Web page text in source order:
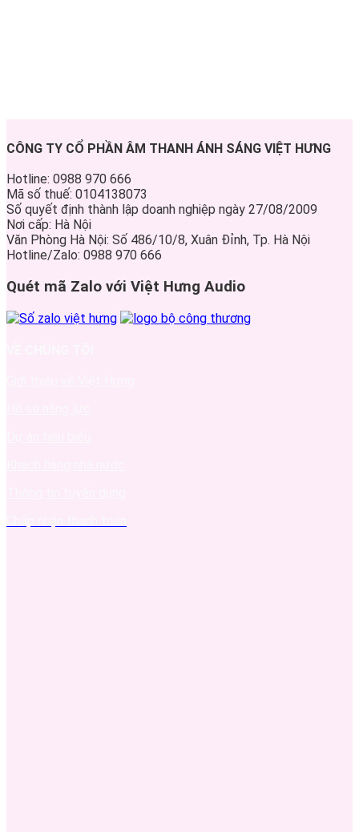
CÔNG TY CỔ PHẦN ÂM THANH ÁNH SÁNG VIỆT HƯNG
Hotline: 0988 970 666
Mã số thuế: 0104138073
Số quyết định thành lập doanh nghiệp ngày 27/08/2009
Nơi cấp: Hà Nội
Văn Phòng Hà Nội: Số 486/10/8, Xuân Đỉnh, Tp. Hà Nội
Hotline/Zalo: 0988 970 666
Quét mã Zalo với Việt Hưng Audio